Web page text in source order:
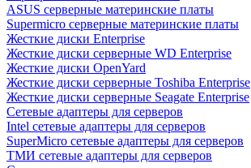
ASUS серверные материнские платы
Supermicro серверные материнские платы
Жесткие диски Enterprise
Жесткие диски серверные WD Enterprise
Жесткие диски OpenYard
Жесткие диски серверные Toshiba Enterprise
Жесткие диски серверные Seagate Enterprise
Сетевые адаптеры для серверов
Intel сетевые адаптеры для серверов
SuperMicro сетевые адаптеры для серверов
ТМИ сетевые адаптеры для серверов